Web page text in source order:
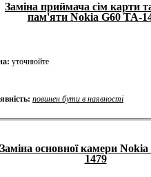
Заміна приймача сім карти
пам'яти Nokia G60 TA-
уточнюйте
повинен бути в наявності
Заміна основної камери
1479